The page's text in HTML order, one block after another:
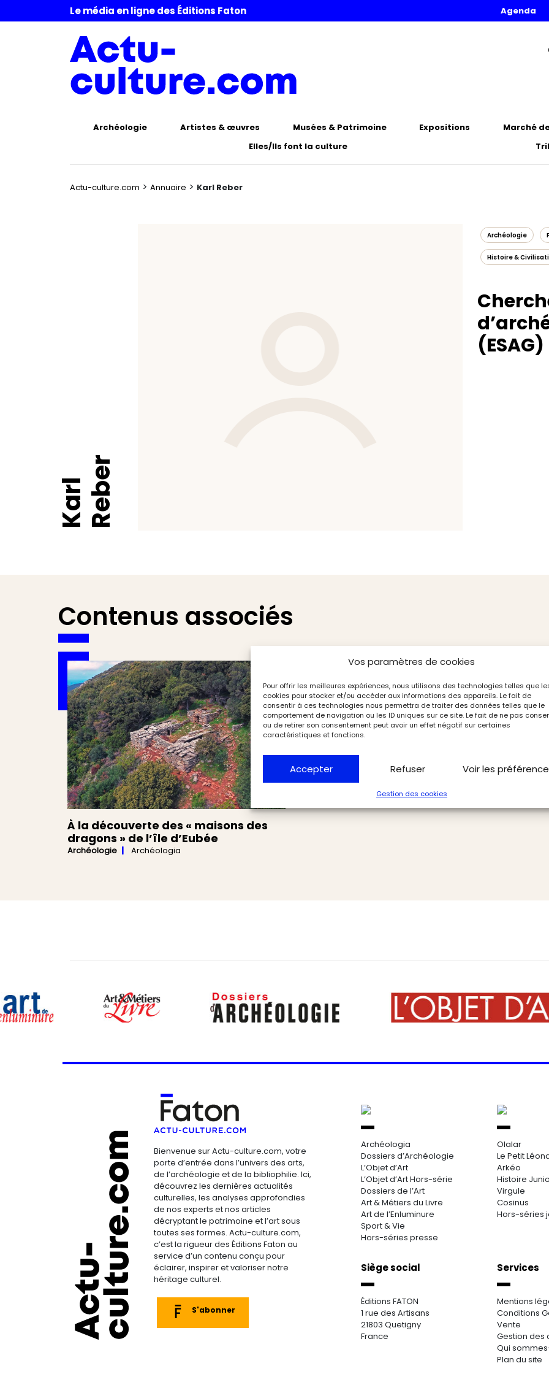
Vos paramètres de cookies
Pour offrir les meilleures expériences, nous utilisons des technologies telles que
cookies pour stocker et/ou accéder aux informations des appareils. Le fait de
consentir à ces technologies nous permettra de traiter des données telles que le
comportement de navigation ou les ID uniques sur ce site. Le fait de ne pas
ou de retirer son consentement peut avoir un effet négatif sur certaines
caractéristiques et fonctions.
Accepter Refuser Voir les
Gestion des cookies
Le média en ligne des Éditions Faton Agenda
Archéologie Artistes & œuvres Musées & Patrimoine Expositions Marché
Elles/Ils font la culture
Actu-culture.com > Annuaire > Karl Reber
Karl Reber
Archéologie
Histoire &
(ESAG)
Contenus associés
À la découverte des « maisons des
dragons » de l’île d’Eubée
Archéologie Archéologia
Bienvenue sur Actu-culture.com, votre
porte d’entrée dans l’univers des arts,
de l’archéologie et de la bibliophilie. Ici,
découvrez les dernières actualités
culturelles, les analyses approfondies
de nos experts et nos articles
décryptant le patrimoine et l’art sous
toutes ses formes. Actu-culture.com,
c’est la rigueur des Éditions Faton au
service d’un contenu conçu pour
éclairer, inspirer et valoriser notre
héritage culturel.
S'abonner
Archéologia
Dossiers d’Archéologie
L’Objet d’Art
L’Objet d’Art Hors-série
Dossiers de l’Art
Art & Métiers du Livre
Art de l’Enluminure
Sport & Vie
Hors-séries presse
Olalar
Le Petit
Arkéo
Histoire
Virgule
Cosinus
Hors-séries
Siège social
Éditions FATON
1 rue des Artisans
21803 Quetigny
France
Services
Mentions
Conditions
Vente
Gestion des
Qui
Plan du site